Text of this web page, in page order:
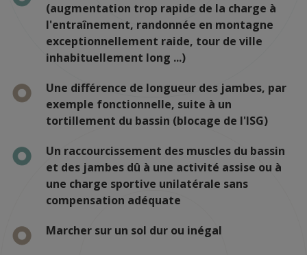
(augmentation trop rapide de la charge à
l'entraînement, randonnée en montagne
exceptionnellement raide, tour de ville
inhabituellement long ...)
Une différence de longueur des jambes, par
exemple fonctionnelle, suite à un
tortillement du bassin (blocage de l'ISG)
Un raccourcissement des muscles du bassin
et des jambes dû à une activité assise ou à
une charge sportive unilatérale sans
compensation adéquate
Marcher sur un sol dur ou inégal